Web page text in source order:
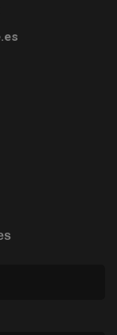
nueva)
en ventana nueva)
(abre en
nueva)
en ventana nueva)
(abre en ventana
nueva)